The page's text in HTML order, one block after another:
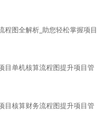
程图全解析_助您轻松掌握项目
目单机核算流程图提升项目管
目核算财务流程图提升项目管